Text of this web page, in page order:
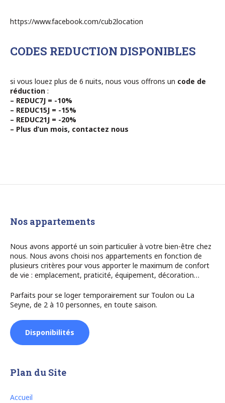
https://www.facebook.com/cub2location
CODES REDUCTION DISPONIBLES
si vous louez plus de 6 nuits, nous vous offrons un code de
réduction :
– REDUC7J = -10%
– REDUC15J = -15%
– REDUC21J = -20%
– Plus d’un mois, contactez nous
Nos appartements
Nous avons apporté un soin particulier à votre bien-être chez
nous. Nous avons choisi nos appartements en fonction de
plusieurs critères pour vous apporter le maximum de confort
de vie : emplacement, praticité, équipement, décoration…
Parfaits pour se loger temporairement sur Toulon ou La
Seyne, de 2 à 10 personnes, en toute saison.
Disponibilités
Plan du Site
Accueil